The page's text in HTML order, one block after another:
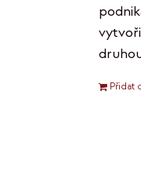
Přidat